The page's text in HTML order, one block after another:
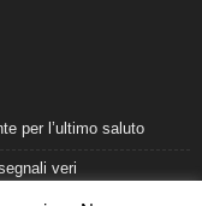
per l’ultimo saluto
veri